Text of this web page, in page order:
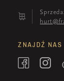
ZNAJDŹ NAS